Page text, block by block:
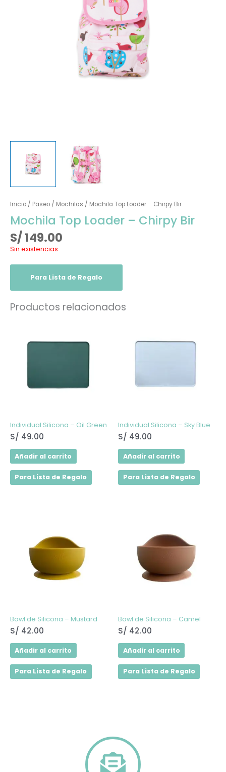
Inicio/ Paseo/ Mochilas / Mochila Top Loader – Chirpy Bir
Mochila Top Loader – Chirpy Bir
S/149.00
Sin existencias
Para Lista de Regalo
Productos relacionados
Individual Silicona – Oil Green
S/ 49.00
Añadir al carrito
Para Lista de Regalo
Individual Silicona – Sky Blue
S/ 49.00
Añadir al carrito
Para Lista de Regalo
Bowl de Silicona – Mustard
S/ 42.00
Añadir al carrito
Para Lista de Regalo
Bowl de Silicona – Camel
S/ 42.00
Añadir al carrito
Para Lista de Regalo